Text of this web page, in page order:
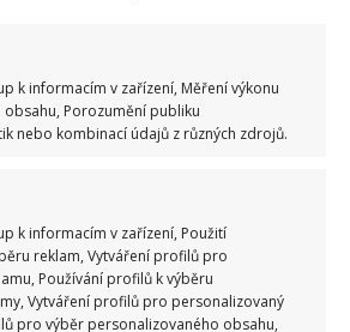
k informacím v zařízení, Měření výkonu
obsahu, Porozumění publiku
nebo kombinací údajů z různých zdrojů.
k informacím v zařízení, Použití
reklam, Vytváření profilů pro
Používání profilů k výběru
Vytváření profilů pro personalizovaný
pro výběr personalizovaného obsahu,